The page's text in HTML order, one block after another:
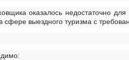
оказалось недостаточно
сфере выездного туризма с